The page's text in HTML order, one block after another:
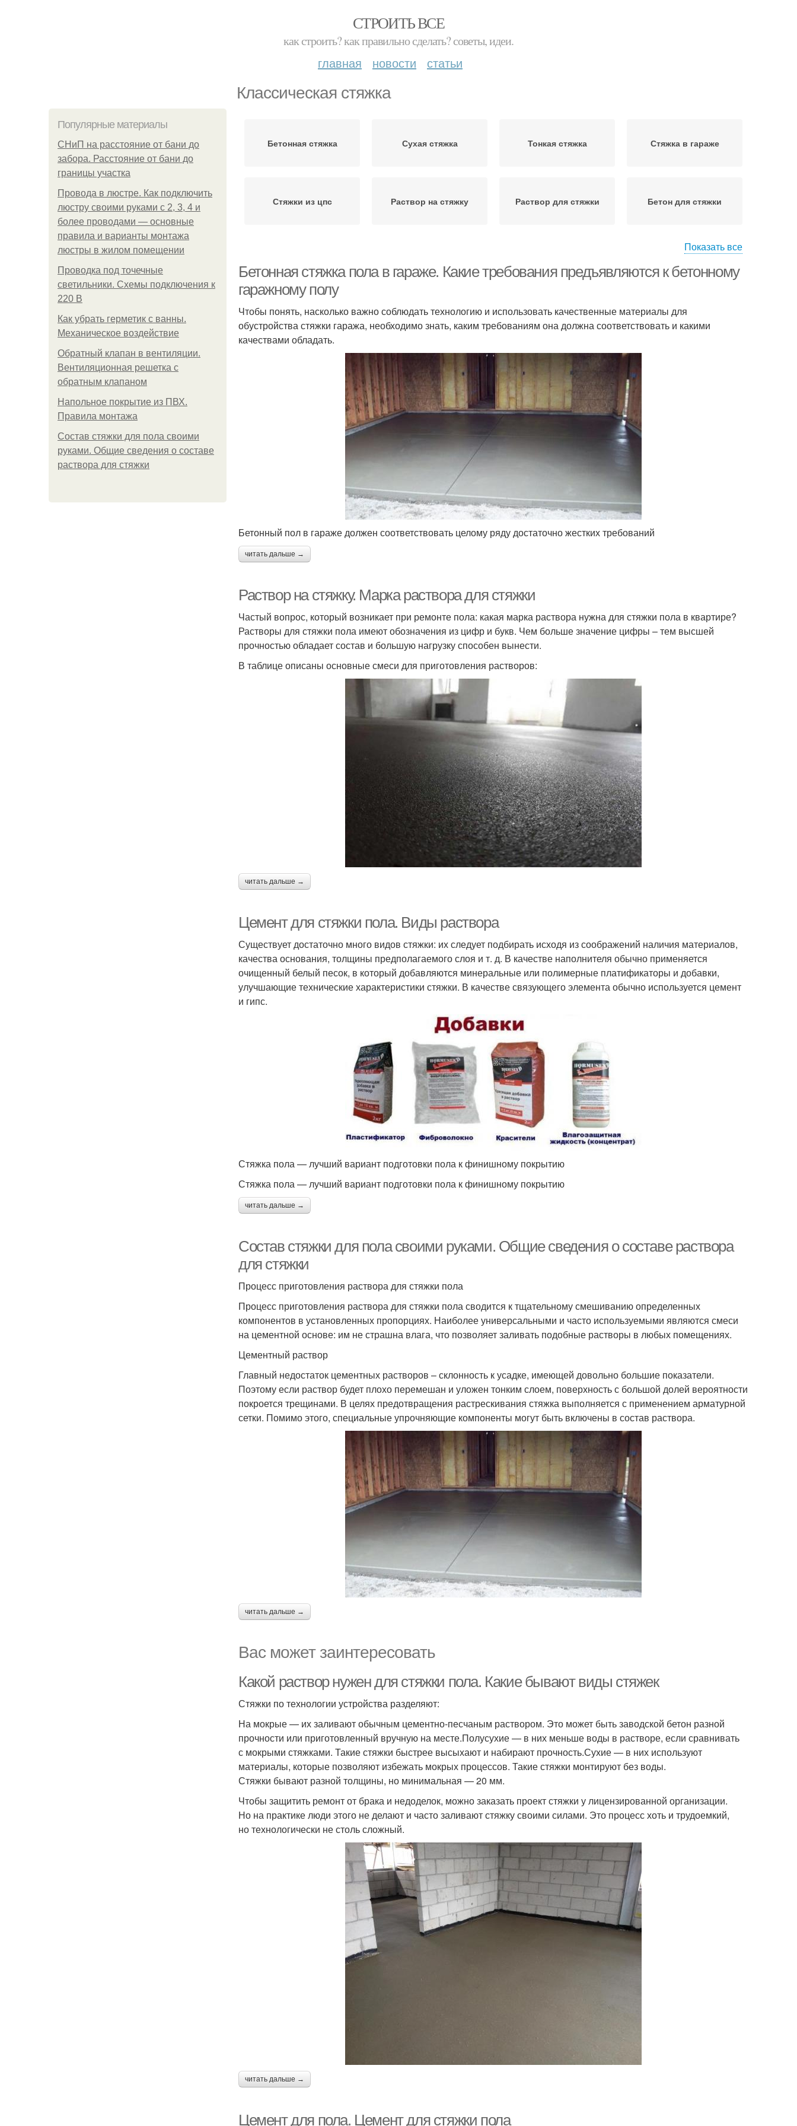
СТРОИТЬ ВСЕ
как строить? как правильно сделать? советы, идеи.
главная новости статьи
Классическая стяжка
Популярные материалы
СНиП на расстояние от бани до
забора. Расстояние от бани до
границы участка
Провода в люстре. Как подключить
люстру своими руками с 2, 3, 4 и
более проводами — основные
правила и варианты монтажа
люстры в жилом помещении
Проводка под точечные
светильники. Схемы подключения к
220 В
Как убрать герметик с ванны.
Механическое воздействие
Обратный клапан в вентиляции.
Вентиляционная решетка с
обратным клапаном
Напольное покрытие из ПВХ.
Правила монтажа
Состав стяжки для пола своими
руками. Общие сведения о составе
раствора для стяжки
Бетонная стяжка Сухая стяжка Тонкая стяжка Стяжка в гараже
Стяжки из цпс Раствор на стяжку Раствор для стяжки Бетон для стяжки
Показать все
Бетонная стяжка пола в гараже. Какие требования предъявляются к бетонному
гаражному полу
Чтобы понять, насколько важно соблюдать технологию и использовать качественные материалы для
обустройства стяжки гаража, необходимо знать, каким требованиям она должна соответствовать и какими
качествами обладать.
Бетонный пол в гараже должен соответствовать целому ряду достаточно жестких требований
читать дальше →
Раствор на стяжку. Марка раствора для стяжки
Частый вопрос, который возникает при ремонте пола: какая марка раствора нужна для стяжки пола в квартире?
Растворы для стяжки пола имеют обозначения из цифр и букв. Чем больше значение цифры – тем высшей
прочностью обладает состав и большую нагрузку способен вынести.
В таблице описаны основные смеси для приготовления растворов:
читать дальше →
Цемент для стяжки пола. Виды раствора
Существует достаточно много видов стяжки: их следует подбирать исходя из соображений наличия материалов,
качества основания, толщины предполагаемого слоя и т. д. В качестве наполнителя обычно применяется
очищенный белый песок, в который добавляются минеральные или полимерные платификаторы и добавки,
улучшающие технические характеристики стяжки. В качестве связующего элемента обычно используется цемент
и гипс.
Стяжка пола — лучший вариант подготовки пола к финишному покрытию
Стяжка пола — лучший вариант подготовки пола к финишному покрытию
читать дальше →
Состав стяжки для пола своими руками. Общие сведения о составе раствора
для стяжки
Процесс приготовления раствора для стяжки пола
Процесс приготовления раствора для стяжки пола сводится к тщательному смешиванию определенных
компонентов в установленных пропорциях. Наиболее универсальными и часто используемыми являются смеси
на цементной основе: им не страшна влага, что позволяет заливать подобные растворы в любых помещениях.
Цементный раствор
Главный недостаток цементных растворов – склонность к усадке, имеющей довольно большие показатели.
Поэтому если раствор будет плохо перемешан и уложен тонким слоем, поверхность с большой долей вероятности
покроется трещинами. В целях предотвращения растрескивания стяжка выполняется с применением арматурной
сетки. Помимо этого, специальные упрочняющие компоненты могут быть включены в состав раствора.
читать дальше →
Вас может заинтересовать
Какой раствор нужен для стяжки пола. Какие бывают виды стяжек
Стяжки по технологии устройства разделяют:
На мокрые — их заливают обычным цементно-песчаным раствором. Это может быть заводской бетон разной
прочности или приготовленный вручную на месте.Полусухие — в них меньше воды в растворе, если сравнивать
с мокрыми стяжками. Такие стяжки быстрее высыхают и набирают прочность.Сухие — в них используют
материалы, которые позволяют избежать мокрых процессов. Такие стяжки монтируют без воды.
Стяжки бывают разной толщины, но минимальная — 20 мм.
Чтобы защитить ремонт от брака и недоделок, можно заказать проект стяжки у лицензированной организации.
Но на практике люди этого не делают и часто заливают стяжку своими силами. Это процесс хоть и трудоемкий,
но технологически не столь сложный.
читать дальше →
Цемент для пола. Цемент для стяжки пола